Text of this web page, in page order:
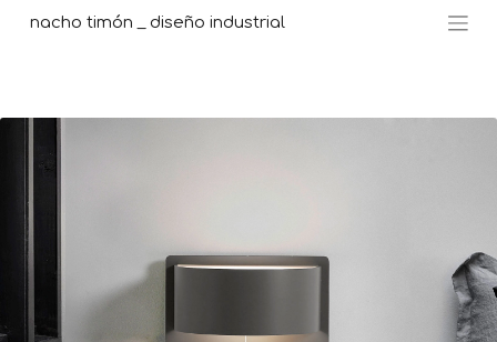
nacho timón _ diseño industrial